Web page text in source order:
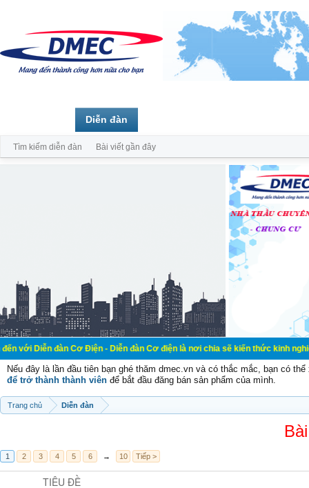
đàn Cơ Điện - Diễn đàn Cơ điện là nơi chia sẽ kiến thức kinh nghiệm
Nếu đây là lần đầu tiên bạn ghé thăm dmec.vn và có thắc mắc, bạn có
để trở thành thành viên để bắt đầu đăng bán sản phẩm của mình.
Trang chủ Diễn đàn
1 2 3 4 5 6 → 10 Tiếp >
TIÊU ĐỀ
Diễn đàn
Tìm kiếm diễn đàn Bài viết gần đây